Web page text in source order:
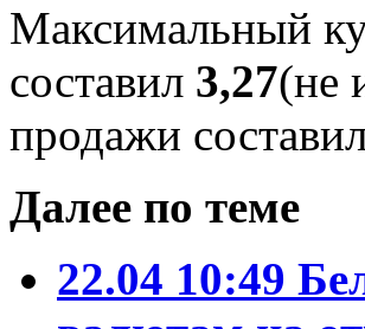
Максимальный
составил 3,27(не
продажи
Далее по теме
22.04 10:49